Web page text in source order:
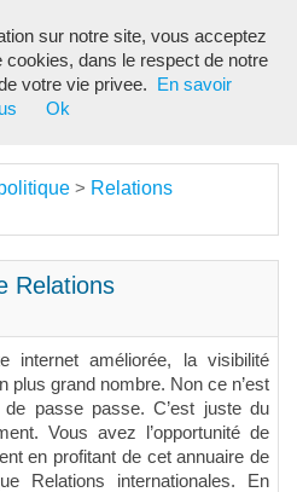
> Relations
Relations
internet améliorée, la visibilité
plus grand nombre. Non ce n’est
passe passe. C’est juste du
Vous avez l’opportunité de
en profitant de cet annuaire de
Relations internationales. En
sur notre site, vous acceptez
cookies, dans le respect de notre
votre vie privee.
En savoir
Ok